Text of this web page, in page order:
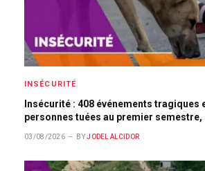
INSÉCURITÉ
Insécurité : 408 événements tragiques
personnes tuées au premier semestre,
03/08/2026 BY JODEL ALCIDOR